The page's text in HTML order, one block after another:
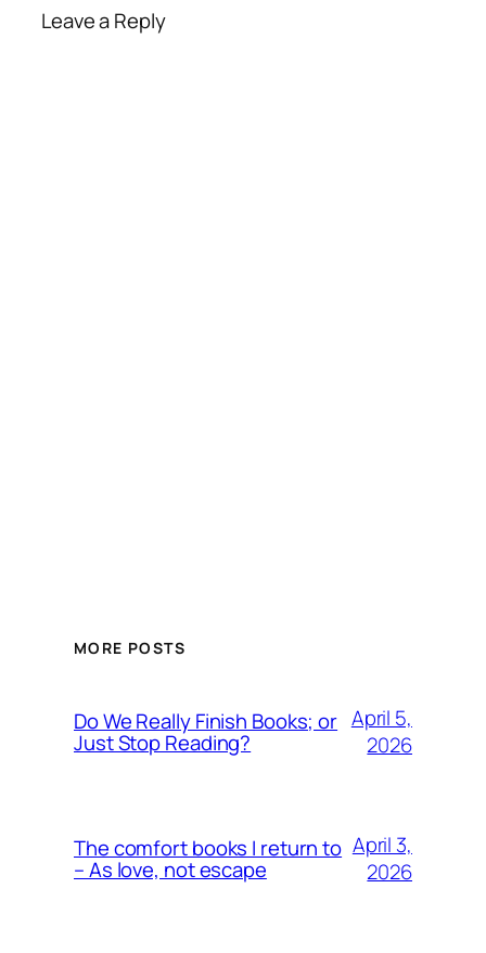
Leave a Reply
MORE POSTS
Do We Really Finish Books; or
Just Stop Reading?
April 5,
2026
The comfort books I return to
– As love, not escape
April 3,
2026